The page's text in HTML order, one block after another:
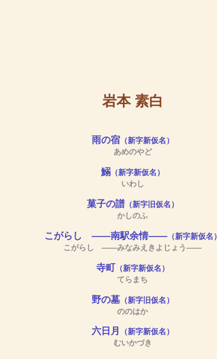
岩本 素白
雨の宿（新字新仮名）
あめのやど
鰯（新字新仮名）
いわし
菓子の譜（新字旧仮名）
かしのふ
こがらし ――南駅余情――（新字新仮名）
こがらし ――みなみえきよじょう――
寺町 （新字新仮名）
てらまち
野の墓（新字旧仮名）
ののはか
六日月 （新字新仮名）
むいかづき